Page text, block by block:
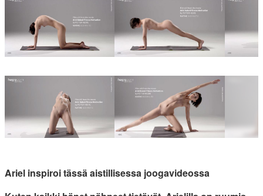
Ariel inspiroi tässä aistillisessa joogavideossa